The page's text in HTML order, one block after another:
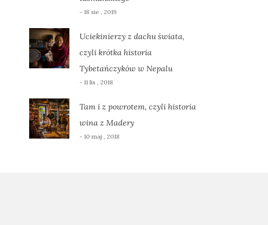
- 18 sie , 2019
Uciekinierzy z dachu świata,
czyli krótka historia
Tybetańczyków w Nepalu
- 11 lis , 2018
Tam i z powrotem, czyli historia
wina z Madery
- 10 maj , 2018